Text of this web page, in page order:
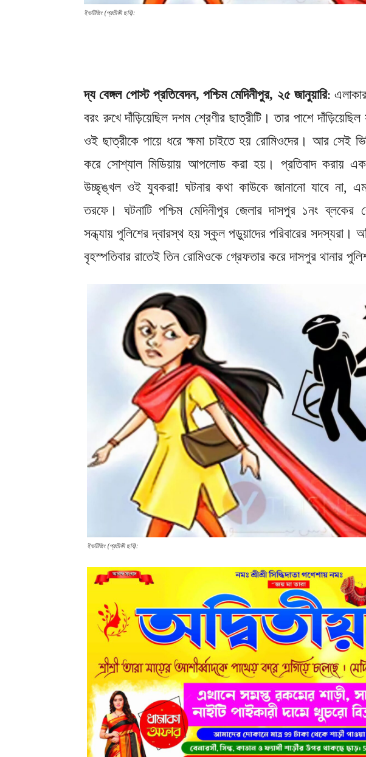
ইভটিজিং (প্রতীকী ছবি):
দ্য বেঙ্গল পোস্ট প্রতিবেদন, পশ্চিম মেদিনীপুর, ২৫ জানুয়ারি:
বরং রুখে দাঁড়িয়েছিল দশম শ্রেণীর ছাত্রীটি। তার পাশে
ওই ছাত্রীকে পায়ে ধরে ক্ষমা চাইতে হয় রোমিওদের। আর সেই
করে সোশ্যাল মিডিয়ায় আপলোড করা হয়। প্রতিবাদ করায়
উচ্ছৃঙ্খল ওই যুবকরা! ঘটনার কথা কাউকে জানানো যাবে না,
তরফে। ঘটনাটি পশ্চিম মেদিনীপুর জেলার দাসপুর ১নং ব্লকের
সন্ধ্যায় পুলিশের দ্বারস্থ হয় স্কুল পড়ুয়াদের পরিবারের সদস্যরা।
বৃহস্পতিবার রাতেই তিন রোমিওকে গ্রেফতার করে দাসপুর থানার
ইভটিজিং (প্রতীকী ছবি):